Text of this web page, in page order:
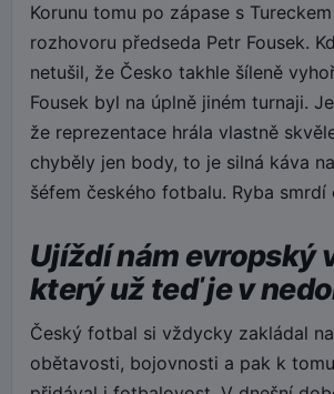
Korunu tomu po zápase s
rozhovoru předseda Petr Fousek.
netušil, že Česko takhle šíleně
Fousek byl na úplně jiném turnaji.
že reprezentace hrála vlastně
chyběly jen body, to je silná káva
šéfem českého fotbalu. Ryba smrdí
Ujíždí nám evropský
který už teď je v
Český fotbal si vždycky zakládal
obětavosti, bojovnosti a pak k